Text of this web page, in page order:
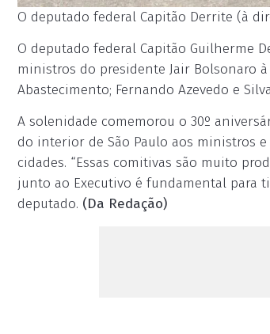
O deputado federal Capitão Derrite (à
O deputado federal Capitão Guilherme
ministros do presidente Jair Bolsonaro à
Abastecimento; Fernando Azevedo e
A solenidade comemorou o 30º
do interior de São Paulo aos ministros
cidades. “Essas comitivas são muito
junto ao Executivo é fundamental para
deputado. (Da Redação)